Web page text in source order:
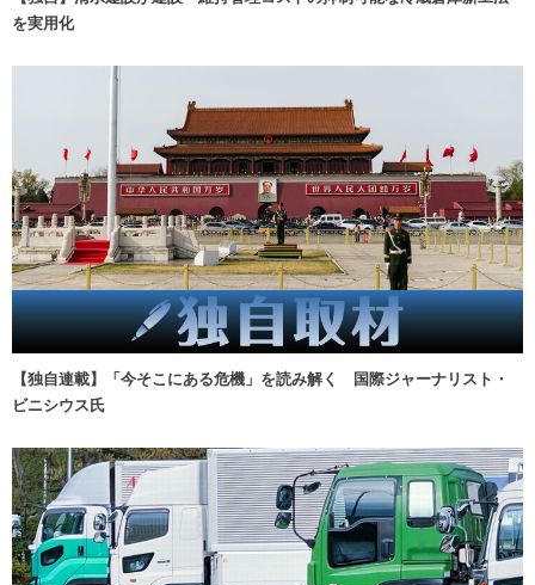
を実用化
【独自連載】「今そこにある危機」を読み解く 国際ジャーナリスト・
ビニシウス氏